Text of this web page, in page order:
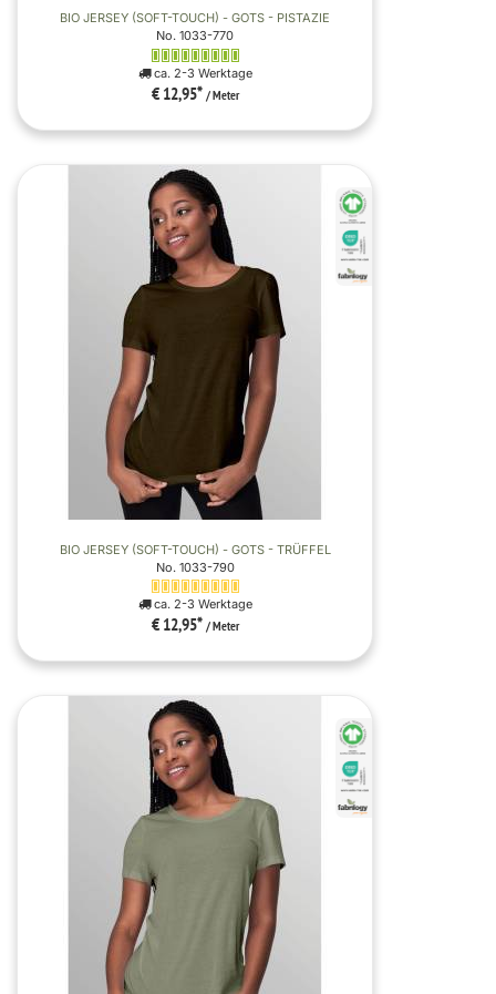
BIO JERSEY (SOFT-TOUCH) - GOTS - PISTAZIE
No. 1033-770
ca. 2-3 Werktage
€ 12,95* / Meter
BIO JERSEY (SOFT-TOUCH) - GOTS - TRÜFFEL
No. 1033-790
ca. 2-3 Werktage
€ 12,95* / Meter